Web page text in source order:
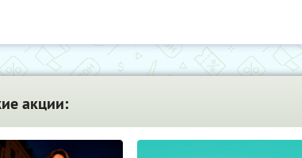
акции: